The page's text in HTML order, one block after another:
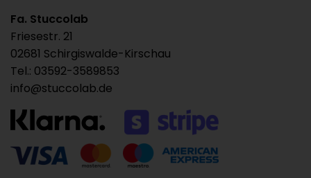
Fa. Stuccolab
Friesestr. 21
02681 Schirgiswalde-Kirschau
Tel.: 03592-3589853
info@stuccolab.de